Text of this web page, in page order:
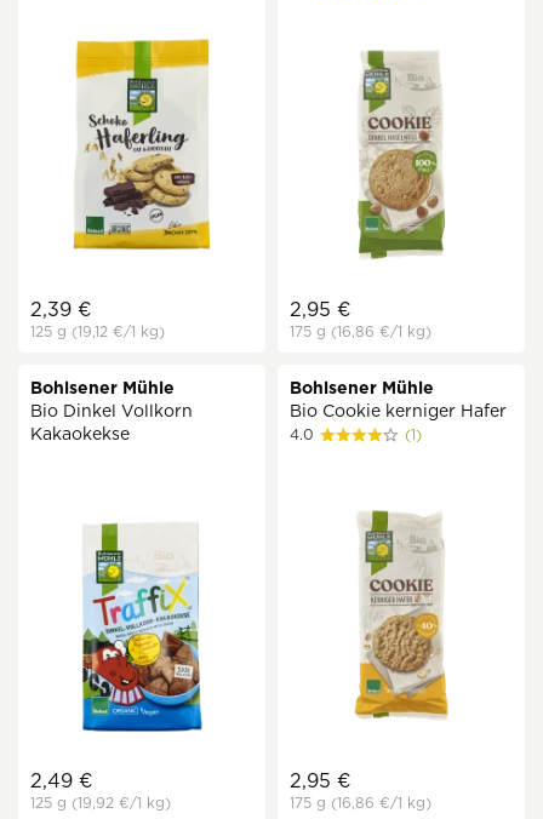
2,39 €
125 g (19,12 €/1 kg)
2,95 €
175 g (16,86 €/1 kg)
Bohlsener Mühle
Bio Dinkel Vollkorn
Kakaokekse
2,49 €
125 g (19,92 €/1 kg)
Bohlsener Mühle
Bio Cookie kerniger Hafer
4.0 (1)
2,95 €
175 g (16,86 €/1 kg)